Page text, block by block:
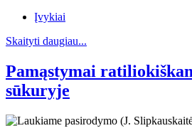
Įvykiai
Skaityti daugiau...
Pamąstymai
sūkuryje